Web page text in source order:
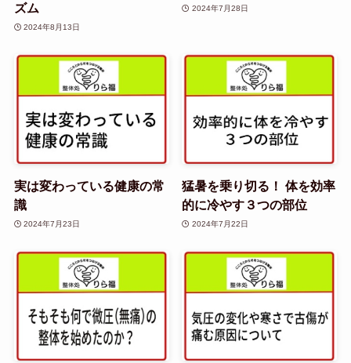
ズム
2024年8月13日
2024年7月28日
実は変わっている健康の常
識
2024年7月23日
猛暑を乗り切る！ 体を効率
的に冷やす３つの部位
2024年7月22日